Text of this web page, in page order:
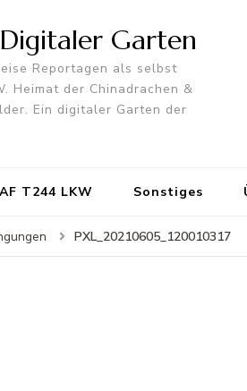
Garten
Reportagen als selbst
Heimat der Chinadrachen &
Ein digitaler Garten der
T244 LKW Sonstiges
PXL_20210605_120010317